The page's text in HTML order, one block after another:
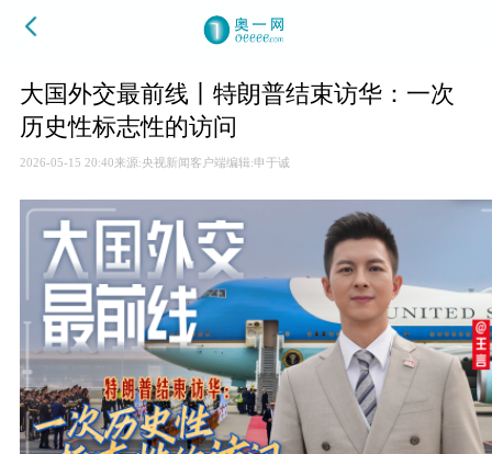
大国外交最前线丨特朗普结束访华：一次
历史性标志性的访问
2026-05-15 20:40来源:央视新闻客户端编辑:申于诚